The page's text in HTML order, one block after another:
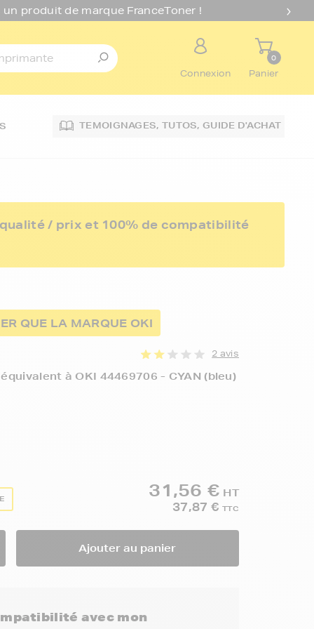
produit de marque FranceToner !
Connexion
0
Panier
TEMOIGNAGES, TUTOS,GUIDE D'ACHAT
/ prix et 100% de compatibilité
QUE LA MARQUE OKI
2 avis
à OKI 44469706 - CYAN (bleu)
31,56 € HT
37,87 € TTC
Ajouter au panier
avec mon